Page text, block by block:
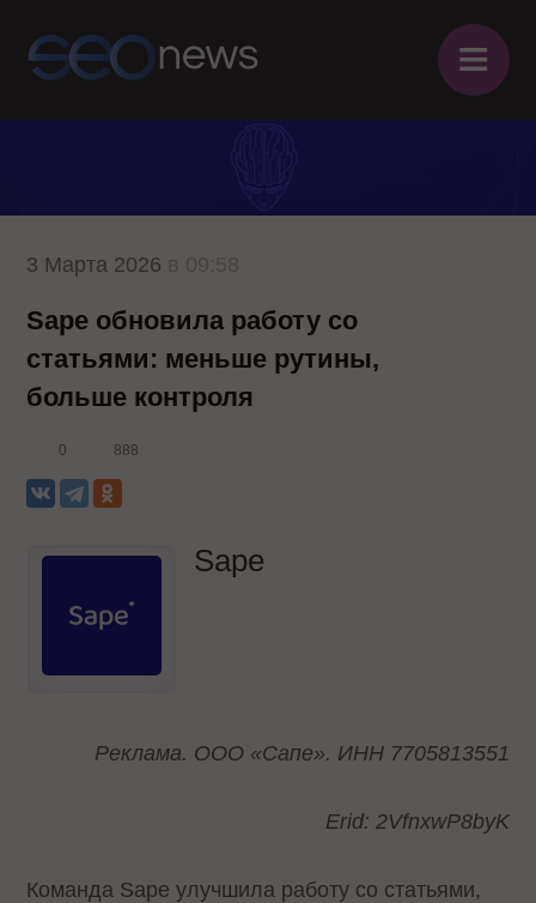
≡
3 Марта 2026
Sape обновила работу со
статьями: меньше рутины,
больше контроля
0 888
Sape
Реклама. ООО «Сапе». ИНН 7705813551
Erid: 2VfnxwP8byK
Команда Sape улучшила работу со статьями,